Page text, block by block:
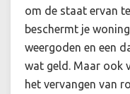
om de staat ervan
beschermt je
weergoden en een
wat geld. Maar ook
het vervangen van